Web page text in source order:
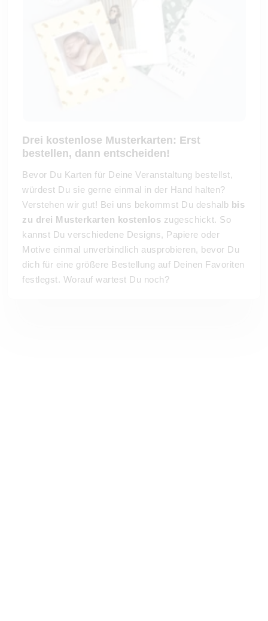
Drei kostenlose Musterkarten: Erst
bestellen, dann entscheiden!
Bevor Du Karten für Deine Veranstaltung bestellst,
würdest Du sie gerne einmal in der Hand halten?
Verstehen wir gut! Bei uns bekommst Du deshalb bis
zu drei Musterkarten kostenlos zugeschickt. So
kannst Du verschiedene Designs, Papiere oder
Motive einmal unverbindlich ausprobieren, bevor Du
dich für eine größere Bestellung auf Deinen Favoriten
festlegst. Worauf wartest Du noch?